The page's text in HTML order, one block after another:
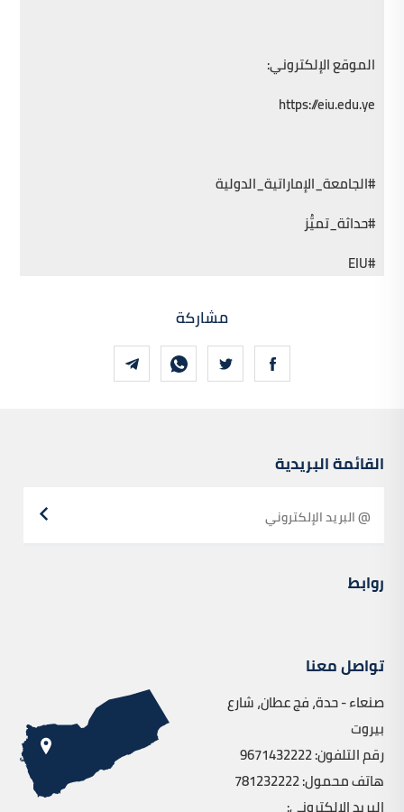
الموقع الإلكتروني:
https://eiu.edu.ye
#الجامعة_الإماراتية_الدولية
#حداثة_تميُّز
#EIU
مشاركة
القائمة البريدية
روابط
تواصل معنا
صنعاء - حدة، فج عطان، شارع
بيروت
رقم التلفون: 9671432222
هاتف محمول: 781232222